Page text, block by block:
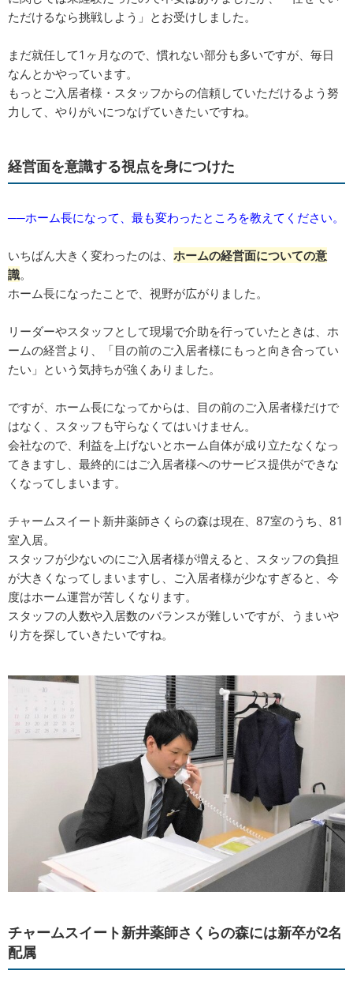
ただけるなら挑戦しよう」とお受けしました。
まだ就任して1ヶ月なので、慣れない部分も多いですが、毎日
なんとかやっています。
もっとご入居者様・スタッフからの信頼していただけるよう努
力して、やりがいにつなげていきたいですね。
経営面を意識する視点を身につけた
──ホーム長になって、最も変わったところを教えてください。
いちばん大きく変わったのは、 ホームの経営面についての意
識。
ホーム長になったことで、視野が広がりました。
リーダーやスタッフとして現場で介助を行っていたときは、ホ
ームの経営より、「目の前のご入居者様にもっと向き合ってい
たい」という気持ちが強くありました。
ですが、ホーム長になってからは、目の前のご入居者様だけで
はなく、スタッフも守らなくてはいけません。
会社なので、利益を上げないとホーム自体が成り立たなくなっ
てきますし、最終的にはご入居者様へのサービス提供ができな
くなってしまいます。
チャームスイート新井薬師さくらの森は現在、87室のうち、81
室入居。
スタッフが少ないのにご入居者様が増えると、スタッフの負担
が大きくなってしまいますし、ご入居者様が少なすぎると、今
度はホーム運営が苦しくなります。
スタッフの人数や入居数のバランスが難しいですが、うまいや
り方を探していきたいですね。
チャームスイート新井薬師さくらの森には新卒が2名
配属